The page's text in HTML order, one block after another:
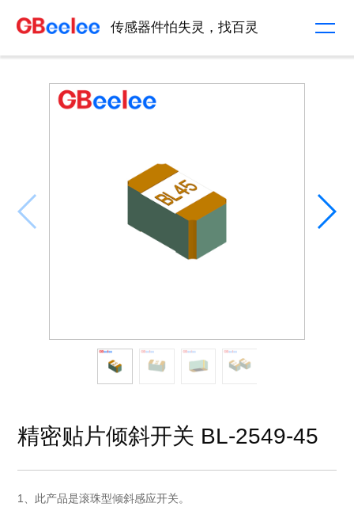
传感器件怕失灵，找百灵
精密贴片倾斜开关 BL-2549-45
1、此产品是滚珠型倾斜感应开关。